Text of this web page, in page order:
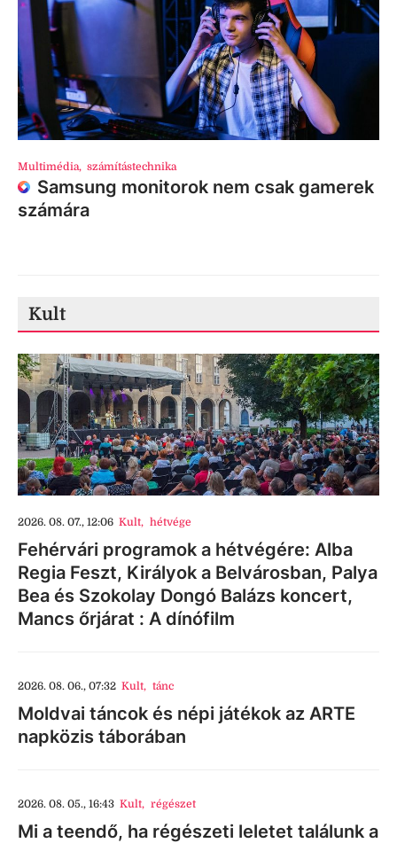
Multimédia, számítástechnika
Samsung monitorok nem csak gamerek
számára
Kult
2026. 08. 07., 12:06 Kult, hétvége
Fehérvári programok a hétvégére: Alba
Regia Feszt, Királyok a Belvárosban, Palya
Bea és Szokolay Dongó Balázs koncert,
Mancs őrjárat : A dínófilm
2026. 08. 06., 07:32 Kult, tánc
Moldvai táncok és népi játékok az ARTE
napközis táborában
2026. 08. 05., 16:43 Kult, régészet
Mi a teendő, ha régészeti leletet találunk a